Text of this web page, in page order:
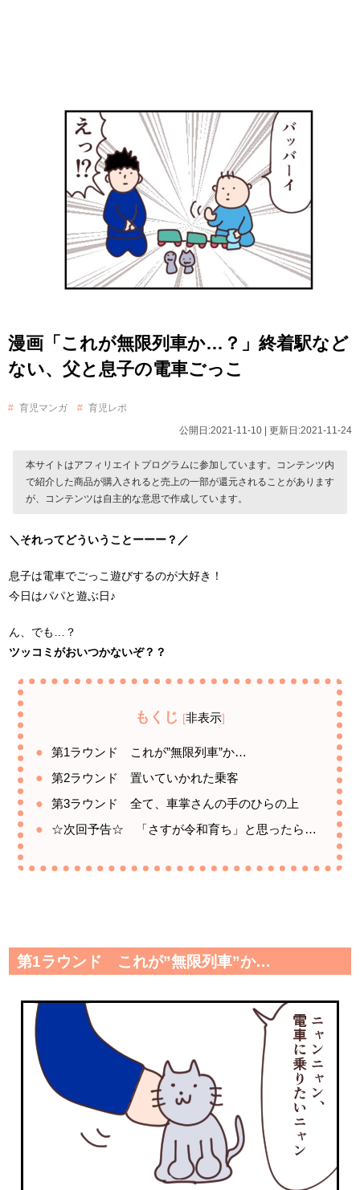
漫画「これが無限列車か…？」終着駅など
ない、父と息子の電車ごっこ
育児マンガ
育児レポ
公開日:2021-11-10 | 更新日:2021-11-24
本サイトはアフィリエイトプログラムに参加しています。コンテンツ内
で紹介した商品が購入されると売上の一部が還元されることがあります
が、コンテンツは自主的な意思で作成しています。
＼それってどういうことーーー？／
息子は電車でごっこ遊びするのが大好き！
今日はパパと遊ぶ日♪
ん、でも…？
ツッコミがおいつかないぞ？？
もくじ [非表示]
第1ラウンド これが”無限列車”か…
第2ラウンド 置いていかれた乗客
第3ラウンド 全て、車掌さんの手のひらの上
☆次回予告☆ 「さすが令和育ち」と思ったら…
第1ラウンド これが”無限列車”か…